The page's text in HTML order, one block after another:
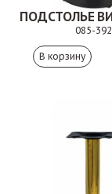
085-392